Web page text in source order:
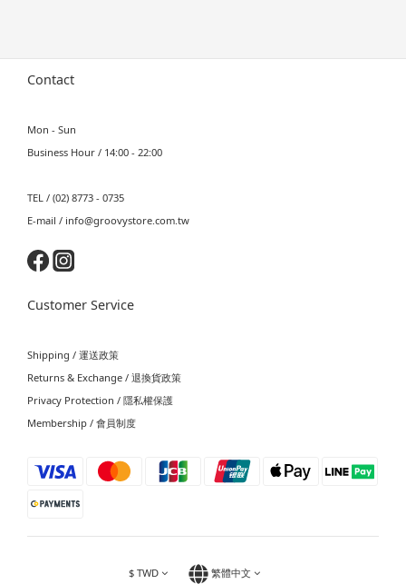
Contact
Mon - Sun
Business Hour / 14:00 - 22:00
TEL / (02) 8773 - 0735
E-mail / info@groovystore.com.tw
Customer Service
Shipping / 運送政策
Returns & Exchange / 退換貨政策
Privacy Protection / 隱私權保護
Membership / 會員制度
$ TWD 繁體中文